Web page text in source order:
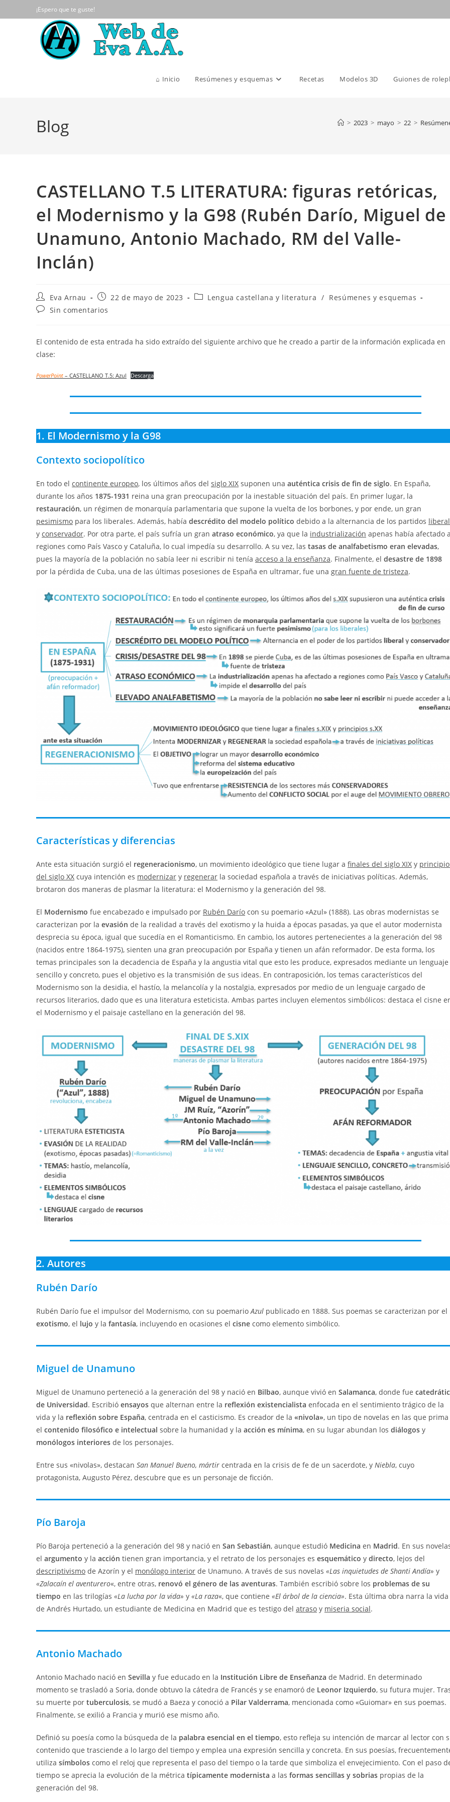
al
¡Espero que te guste!
⌂ Inicio Resúmenes y esquemas Recetas Modelos 3D Guiones de
Blog > 2023 > mayo > 22 >
CASTELLANO T.5 LITERATURA: figuras retóricas,
el Modernismo y la G98 (Rubén Darío, Miguel de
Unamuno, Antonio Machado, RM del Valle-
Inclán)
Autor
de
la
Eva Arnau
Publicación
de
la
22 de mayo de 2023
Categoría
Lengua castellana y literatura / Resúmenes y esquemas
Comentarios
entrada:
Sin comentarios
El contenido de esta entrada ha sido extraído del siguiente archivo que he creado a partir de la información explicada en
clase:
PowerPoint – CASTELLANO T.5: Azul Descarga
1. El Modernismo y la G98
Contexto sociopolítico
En todo el continente europeo, los últimos años del siglo XIX suponen una auténtica crisis de fin de siglo. En España,
durante los años 1875-1931 reina una gran preocupación por la inestable situación del país. En primer lugar, la
restauración, un régimen de monarquía parlamentaria que supone la vuelta de los borbones, y por ende, un gran
pesimismo para los liberales. Además, había descrédito del modelo político debido a la alternancia de los partidos liberal
y conservador. Por otra parte, el país sufría un gran atraso económico, ya que la industrialización apenas había afectado
regiones como País Vasco y Cataluña, lo cual impedía su desarrollo. A su vez, las tasas de analfabetismo eran elevadas,
pues la mayoría de la población no sabía leer ni escribir ni tenía acceso a la enseñanza. Finalmente, el desastre de 1898
por la pérdida de Cuba, una de las últimas posesiones de España en ultramar, fue una gran fuente de tristeza.
Características y diferencias
Ante esta situación surgió el regeneracionismo, un movimiento ideológico que tiene lugar a finales del siglo XIX y
del siglo XX cuya intención es modernizar y regenerar la sociedad española a través de iniciativas políticas. Además,
brotaron dos maneras de plasmar la literatura: el Modernismo y la generación del 98.
El Modernismo fue encabezado e impulsado por Rubén Darío con su poemario «Azul» (1888). Las obras modernistas se
caracterizan por la evasión de la realidad a través del exotismo y la huida a épocas pasadas, ya que el autor modernista
desprecia su época, igual que sucedía en el Romanticismo. En cambio, los autores pertenecientes a la generación del 98
(nacidos entre 1864-1975), sienten una gran preocupación por España y tienen un afán reformador. De esta forma, los
temas principales son la decadencia de España y la angustia vital que esto les produce, expresados mediante un lenguaje
sencillo y concreto, pues el objetivo es la transmisión de sus ideas. En contraposición, los temas característicos del
Modernismo son la desidia, el hastío, la melancolía y la nostalgia, expresados por medio de un lenguaje cargado de
recursos literarios, dado que es una literatura esteticista. Ambas partes incluyen elementos simbólicos: destaca el cisne
el Modernismo y el paisaje castellano en la generación del 98.
2. Autores
Rubén Darío
Rubén Darío fue el impulsor del Modernismo, con su poemarioAzul publicado en 1888. Sus poemas se caracterizan por el
exotismo, el lujo y la fantasía, incluyendo en ocasiones el cisne como elemento simbólico.
Miguel de Unamuno
Miguel de Unamuno perteneció a la generación del 98 y nació en Bilbao, aunque vivió en Salamanca, donde fue
de Universidad. Escribió ensayos que alternan entre la reflexión existencialista enfocada en el sentimiento trágico de la
vida y la reflexión sobre España, centrada en el casticismo. Es creador de la «nivola», un tipo de novelas en las que prima
el contenido filosófico e intelectual sobre la humanidad y la acción es mínima, en su lugar abundan los diálogos y
monólogos interiores de los personajes.
Entre sus «nivolas», destacan San Manuel Bueno, mártir centrada en la crisis de fe de un sacerdote, y Niebla, cuyo
protagonista, Augusto Pérez, descubre que es un personaje de ficción.
Pío Baroja
Pío Baroja perteneció a la generación del 98 y nació en San Sebastián, aunque estudió Medicina en Madrid. En sus
el argumento y la acción tienen gran importancia, y el retrato de los personajes es esquemático y directo, lejos del
descriptivismo de Azorín y el monólogo interior de Unamuno. A través de sus novelas «Las inquietudes de Shanti Andía» y
«Zalacaín el aventurero«, entre otras, renovó el género de las aventuras. También escribió sobre los problemas de su
tiempo en las trilogías «La lucha por la vida» y «La raza«, que contiene «El árbol de la ciencia». Esta última obra narra la vida
de Andrés Hurtado, un estudiante de Medicina en Madrid que es testigo del atraso y miseria social.
Antonio Machado
Antonio Machado nació en Sevilla y fue educado en la Institución Libre de Enseñanza de Madrid. En determinado
momento se trasladó a Soria, donde obtuvo la cátedra de Francés y se enamoró de Leonor Izquierdo, su futura mujer.
su muerte por tuberculosis, se mudó a Baeza y conoció a Pilar Valderrama, mencionada como «Guiomar» en sus poemas.
Finalmente, se exilió a Francia y murió ese mismo año.
Definió su poesía como la búsqueda de la palabra esencial en el tiempo, esto refleja su intención de marcar al lector con
contenido que trasciende a lo largo del tiempo y emplea una expresión sencilla y concreta. En sus poesías,
utiliza símbolos como el reloj que representa el paso del tiempo o la tarde que simboliza el envejecimiento. Con el paso
tiempo se aprecia la evolución de la métrica típicamente modernista a las formas sencillas y sobrias propias de la
generación del 98.